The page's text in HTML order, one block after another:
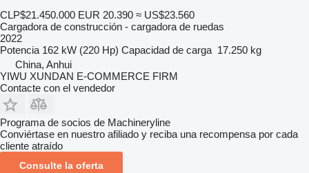
CLP$21.450.000 EUR 20.390 ≈ US$23.560
Cargadora de construcción - cargadora de ruedas
2022
Potencia 162 kW (220 Hp) Capacidad de carga 17.250 kg
China, Anhui
YIWU XUNDAN E-COMMERCE FIRM
Contacte con el vendedor
Programa de socios de Machineryline
Conviértase en nuestro afiliado y reciba una recompensa por cada
cliente atraído
Consulte la oferta